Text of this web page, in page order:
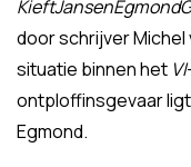
door schrijver Michel
situatie binnen het VI
ontploffinsgevaar ligt
Egmond.